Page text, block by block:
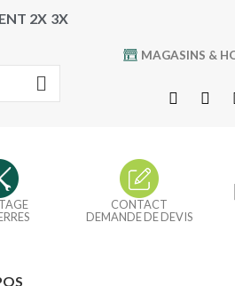
2X 3X
MAGASINS &
CONTACT
DEMANDE DE DEVIS